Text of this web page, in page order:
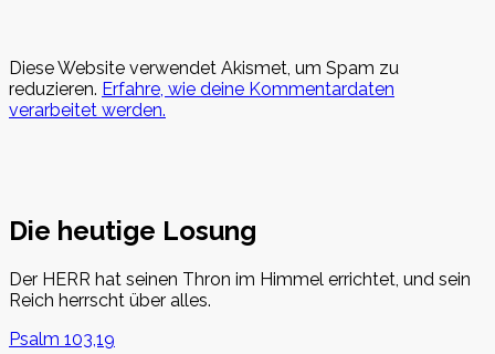
Diese Website verwendet Akismet, um Spam zu
reduzieren. Erfahre, wie deine Kommentardaten
verarbeitet werden.
Die heutige Losung
Der HERR hat seinen Thron im Himmel errichtet, und sein
Reich herrscht über alles.
Psalm 103,19